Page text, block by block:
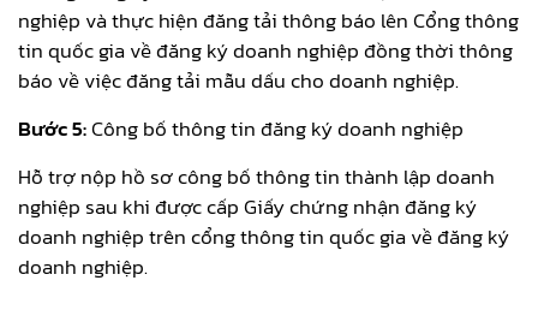
nghiệp và thực hiện đăng tải thông báo lên Cổng thông
tin quốc gia về đăng ký doanh nghiệp đồng thời thông
báo về việc đăng tải mẫu dấu cho doanh nghiệp.
Bước 5:Công bố thông tin đăng ký doanh nghiệp
Hỗ trợ nộp hồ sơ công bố thông tin thành lập doanh
nghiệp sau khi được cấp Giấy chứng nhận đăng ký
doanh nghiệp trên cổng thông tin quốc gia về đăng ký
doanh nghiệp.